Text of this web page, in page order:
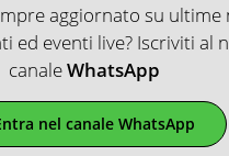
aggiornato su ultime
ed eventi live? Iscriviti al
canaleWhatsApp
nel canale WhatsApp